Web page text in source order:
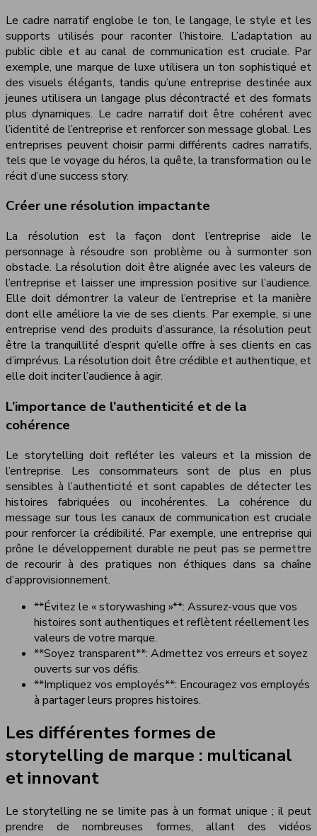
Le cadre narratif englobe le ton, le langage, le style et les
supports utilisés pour raconter l’histoire. L’adaptation au
public cible et au canal de communication est cruciale. Par
exemple, une marque de luxe utilisera un ton sophistiqué et
des visuels élégants, tandis qu’une entreprise destinée aux
jeunes utilisera un langage plus décontracté et des formats
plus dynamiques. Le cadre narratif doit être cohérent avec
l’identité de l’entreprise et renforcer son message global. Les
entreprises peuvent choisir parmi différents cadres narratifs,
tels que le voyage du héros, la quête, la transformation ou le
récit d’une success story.
Créer une résolution impactante
La résolution est la façon dont l’entreprise aide le
personnage à résoudre son problème ou à surmonter son
obstacle. La résolution doit être alignée avec les valeurs de
l’entreprise et laisser une impression positive sur l’audience.
Elle doit démontrer la valeur de l’entreprise et la manière
dont elle améliore la vie de ses clients. Par exemple, si une
entreprise vend des produits d’assurance, la résolution peut
être la tranquillité d’esprit qu’elle offre à ses clients en cas
d’imprévus. La résolution doit être crédible et authentique, et
elle doit inciter l’audience à agir.
L’importance de l’authenticité et de la
cohérence
Le storytelling doit refléter les valeurs et la mission de
l’entreprise. Les consommateurs sont de plus en plus
sensibles à l’authenticité et sont capables de détecter les
histoires fabriquées ou incohérentes. La cohérence du
message sur tous les canaux de communication est cruciale
pour renforcer la crédibilité. Par exemple, une entreprise qui
prône le développement durable ne peut pas se permettre
de recourir à des pratiques non éthiques dans sa chaîne
d’approvisionnement.
**Évitez le « storywashing »**: Assurez-vous que vos
histoires sont authentiques et reflètent réellement les
valeurs de votre marque.
**Soyez transparent**: Admettez vos erreurs et soyez
ouverts sur vos défis.
**Impliquez vos employés**: Encouragez vos employés
à partager leurs propres histoires.
Les différentes formes de
storytelling de marque : multicanal
et innovant
Le storytelling ne se limite pas à un format unique ; il peut
prendre de nombreuses formes, allant des vidéos